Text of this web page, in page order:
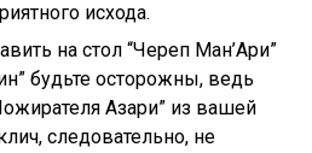
исхода.
на стол “Череп Ман’Ари”
будьте осторожны, ведь
Азари” из вашей
следовательно, не